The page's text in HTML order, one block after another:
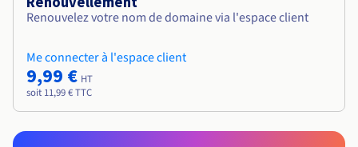
Renouvelez votre nom de domaine via l'espace client
Me connecter à l'espace client
9,99 € HT
soit 11,99 € TTC